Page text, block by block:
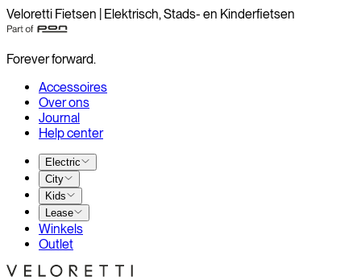
Veloretti Fietsen | Elektrisch, Stads- en Kinderfietsen
Forever forward.
Accessoires
Over ons
Journal
Help center
Electric
City
Kids
Lease
Winkels
Outlet